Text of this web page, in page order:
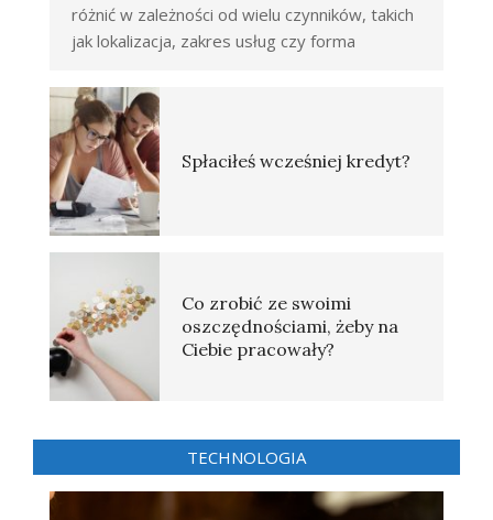
różnić w zależności od wielu czynników, takich
jak lokalizacja, zakres usług czy forma
Spłaciłeś wcześniej kredyt?
Co zrobić ze swoimi
oszczędnościami, żeby na
Ciebie pracowały?
TECHNOLOGIA